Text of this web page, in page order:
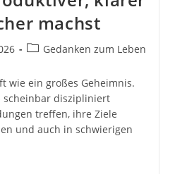
machst
Beitrags-
Gedanken zum Leben
wie ein großes Geheimnis.
scheinbar diszipliniert
treffen, ihre Ziele
und auch in schwierigen